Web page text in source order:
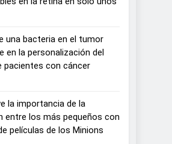
una bacteria en el tumor
en la personalización del
pacientes con cáncer
la importancia de la
los más pequeños con
películas de los Minions